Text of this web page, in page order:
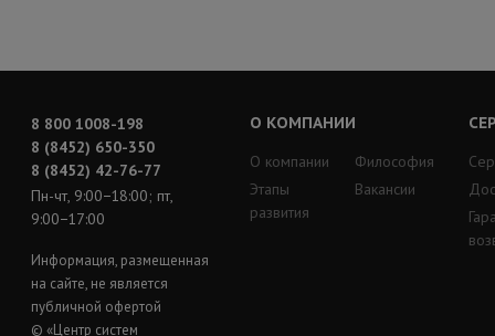
8 800 1008-198
8 (8452) 650-350
8 (8452) 42-76-77
Пн-чт, 9:00−18:00; пт,
9:00−17:00
Информация, размещенная
на сайте, не является
публичной офертой
© «Центр систем
О КОМПАНИИ
О компании
Этапы
развития
Философия
Вакансии